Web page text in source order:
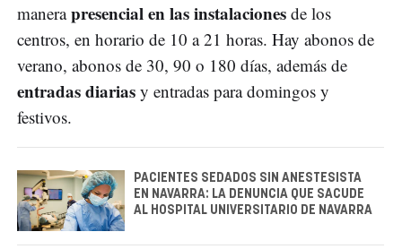
manerapresencial en las instalaciones de los
centros, en horario de 10 a 21 horas. Hay abonos de
verano, abonos de 30, 90 o 180 días, además de
entradas diarias y entradas para domingos y
festivos.
PACIENTES SEDADOS SIN ANESTESISTA
EN NAVARRA: LA DENUNCIA QUE SACUDE
AL HOSPITAL UNIVERSITARIO DE NAVARRA